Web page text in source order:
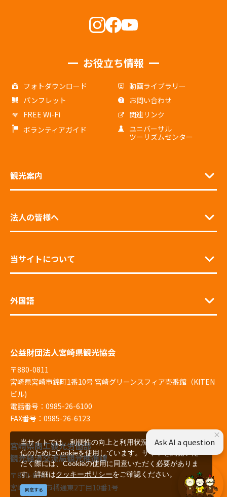
お役立ち情報
フォトダウンロード
動画ライブラリー
パンフレット
お問い合わせ
FREE Wi-Fi
関連リンク
ボランティアガイド
ユニバーサル
ツーリズムセンター
観光案内
法人の皆様へ
当サイトについて
外国語
公益財団法人宮崎県観光協会
〒880-0811
宮崎県宮崎市錦町1番10号 宮崎グリーンスフィア壱番館（KITEN
ビル)
電話番号：0985-26-6100
FAX番号：0985-26-6123
宮崎県商工観光労働部
観光経済交流局観光推進課
〒880-8501
宮崎県宮崎市橘通東2丁目10番1号
当サイトでは、利便性の向上と利用状況の解析、広告配
信のためにCookieを使用しています。サイトを閲覧いた
だく際には、Cookieの使用に同意いただく必要がありま
す。詳細はクッキーポリシーをご確認ください。
同意する
×
Ask AI a question